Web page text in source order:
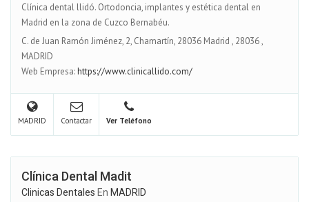
Clínica dental llidó. Ortodoncia, implantes y estética dental en
Madrid en la zona de Cuzco Bernabéu.
C. de Juan Ramón Jiménez, 2, Chamartín, 28036 Madrid , 28036,
MADRID
Web Empresa:https://www.clinicallido.com/
MADRID Contactar Ver Teléfono
Clínica Dental Madit
Clinicas Dentales En MADRID